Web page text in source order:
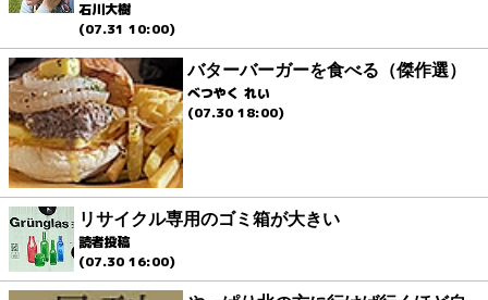
石川大樹
(07.31 10:00)
バターバーガーを食べる（傑作選）
べつやく れい
(07.30 18:00)
リサイクル専用のゴミ箱が大きい
読者投稿
(07.30 16:00)